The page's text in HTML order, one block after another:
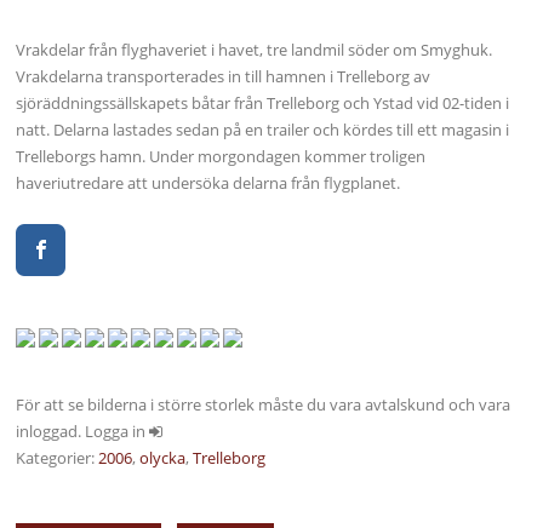
Vrakdelar från flyghaveriet i havet, tre landmil söder om Smyghuk.
Vrakdelarna transporterades in till hamnen i Trelleborg av
sjöräddningssällskapets båtar från Trelleborg och Ystad vid 02-tiden i
natt. Delarna lastades sedan på en trailer och kördes till ett magasin i
Trelleborgs hamn. Under morgondagen kommer troligen
haveriutredare att undersöka delarna från flygplanet.
För att se bilderna i större storlek måste du vara avtalskund och vara
inloggad. Logga in
Kategorier:2006,olycka,Trelleborg